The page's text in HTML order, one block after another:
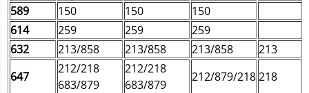
589
150 150 150
614
259 259 259
632
213/858 213/858 213/858 213
647
212/218
683/879
212/218
683/879
212/879/218218